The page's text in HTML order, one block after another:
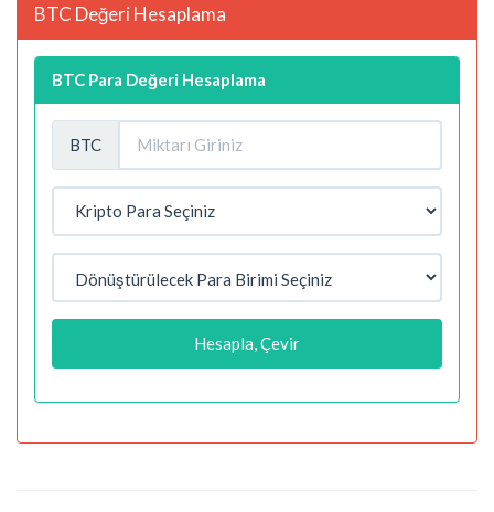
BTC Değeri Hesaplama
BTC Para Değeri Hesaplama
BTC
Hesapla, Çevir